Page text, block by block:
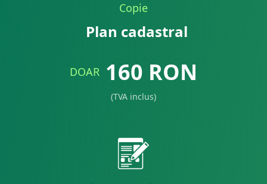
Copie
Plan cadastral
DOAR 160 RON
(TVA inclus)